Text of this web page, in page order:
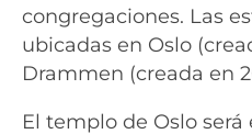
congregaciones. Las
ubicadas en Oslo
Drammen (creada en
El templo de Oslo